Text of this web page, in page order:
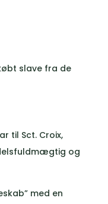
slave fra de
til Sct. Croix,
og
med en